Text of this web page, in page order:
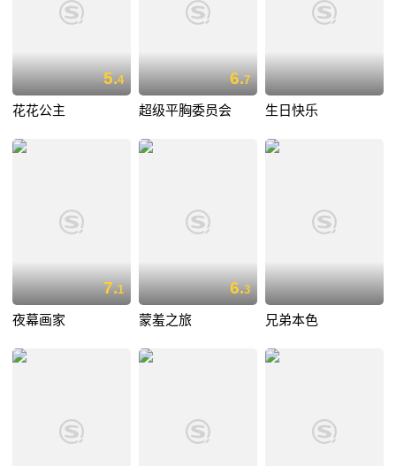
5.4
花花公主
6.7
超级平胸委员会 生日快乐
7.1
夜幕画家
6.3
蒙羞之旅 兄弟本色